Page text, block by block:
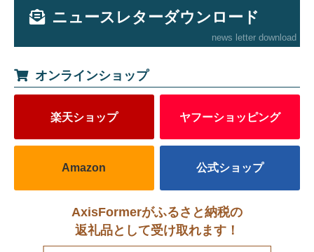
ニュースレターダウンロード
news letter download
オンラインショップ
楽天ショップ ヤフーショッピング
Amazon 公式ショップ
AxisFormerがふるさと納税の
返礼品として受け取れます！